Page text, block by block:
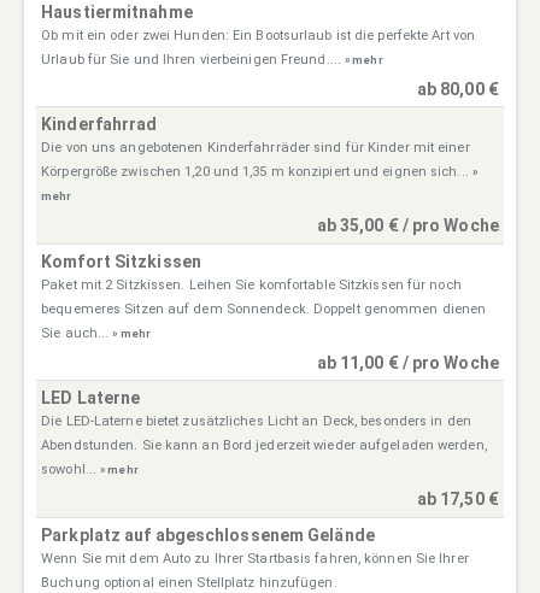
Haustiermitnahme
Ob mit ein oder zwei Hunden: Ein Bootsurlaub ist die perfekte Art von
Urlaub für Sie und Ihren vierbeinigen Freund....» mehr
ab 80,00 €
Kinderfahrrad
Die von uns angebotenen Kinderfahrräder sind für Kinder mit einer
Körpergröße zwischen 1,20 und 1,35 m konzipiert und eignen sich... »
mehr
ab 35,00 € / pro Woche
Komfort Sitzkissen
Paket mit 2 Sitzkissen. Leihen Sie komfortable Sitzkissen für noch
bequemeres Sitzen auf dem Sonnendeck. Doppelt genommen dienen
Sie auch...» mehr
ab 11,00 € / pro Woche
LED Laterne
Die LED-Laterne bietet zusätzliches Licht an Deck, besonders in den
Abendstunden. Sie kann an Bord jederzeit wieder aufgeladen werden,
sowohl...» mehr
ab 17,50 €
Parkplatz auf abgeschlossenem Gelände
Wenn Sie mit dem Auto zu Ihrer Startbasis fahren, können Sie Ihrer
Buchung optional einen Stellplatz hinzufügen.